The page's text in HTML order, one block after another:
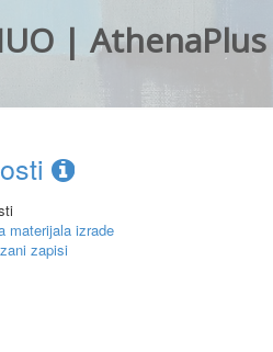
| AthenaPlus
materijala izrade
zapisi